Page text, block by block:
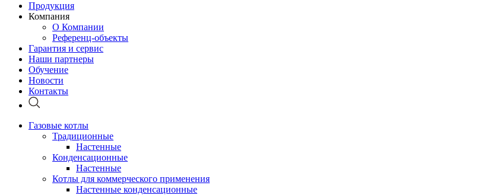
Продукция
Компания
О Компании
Референц-объекты
Гарантия и сервис
Наши партнеры
Обучение
Новости
Контакты
Газовые котлы
Традиционные
Настенные
Конденсационные
Настенные
Котлы для коммерческого применения
Настенные конденсационные